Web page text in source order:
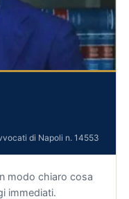
di Napoli n. 14553
modo chiaro cosa
immediati.